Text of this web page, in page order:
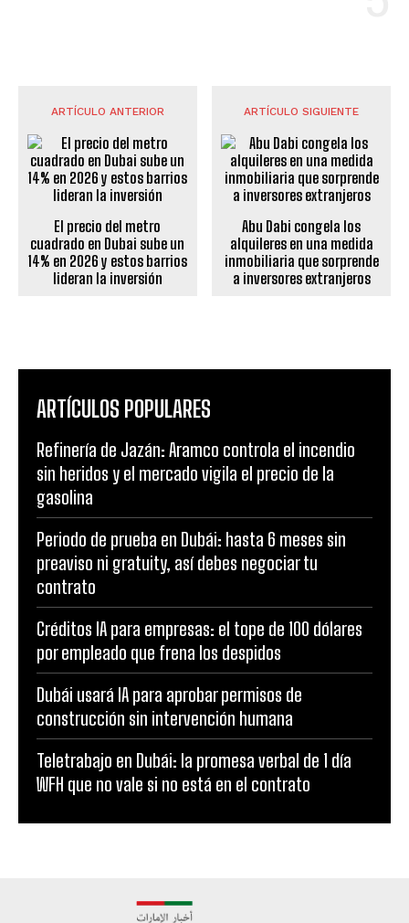
ARTÍCULO ANTERIOR
El precio del metro
cuadrado en Dubai sube un
14% en 2026 y estos barrios
lideran la inversión
ARTÍCULO SIGUIENTE
Abu Dabi congela los
alquileres en una medida
inmobiliaria que sorprende
a inversores extranjeros
ARTÍCULOS POPULARES
Refinería de Jazán: Aramco controla el incendio
sin heridos y el mercado vigila el precio de la
gasolina
Periodo de prueba en Dubái: hasta 6 meses sin
preaviso ni gratuity, así debes negociar tu
contrato
Créditos IA para empresas: el tope de 100 dólares
por empleado que frena los despidos
Dubái usará IA para aprobar permisos de
construcción sin intervención humana
Teletrabajo en Dubái: la promesa verbal de 1 día
WFH que no vale si no está en el contrato